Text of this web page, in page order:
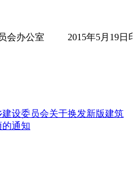
会办公室 2015年5月19日
设委员会关于换发新版建筑
通知